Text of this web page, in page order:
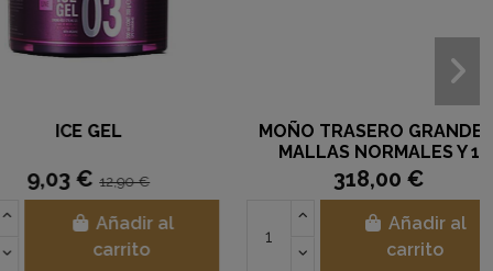
HUMEDAD PARA
2,80 €
Añadir al
carrito
GANCHO CLIP
ANTIDESLIZANTE NEGRO
3,50 €
Añadir al
carrito